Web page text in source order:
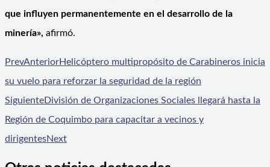
que influyen permanentemente en el desarrollo de la
minería», afirmó.
PrevAnteriorHelicóptero multipropósito de Carabineros inicia
su vuelo para reforzar la seguridad de la región
SiguienteDivisión de Organizaciones Sociales llegará hasta la
Región de Coquimbo para capacitar a vecinos y
dirigentesNext